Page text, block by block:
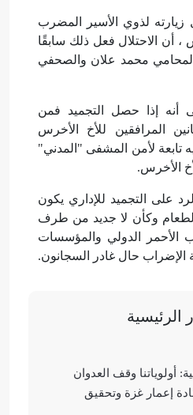
زيارته لذوي الأسير المضرب
أن الاحتلال فعل ذلك سابقًا
محمد علان والصحفي
أنه إذا حصل التجميد فمن
المرافقين للأخ الأخرس
تابعة لأمن المشفى "المدني"
الأخرس.
على التجميد للإداري يكون
وكأن لا جديد من طرف
الأحمر الدولي والمؤسسات
الإضراب حال غادر السجانون.
الرئيسية
أولوياتنا وقف العدوان
إعمار غزة وتحقيق